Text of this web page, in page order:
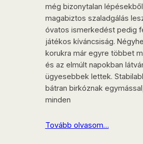
még bizonytalan lépésekből
magabiztos szaladgálás
óvatos ismerkedést pedig
játékos kíváncsiság.
korukra már egyre többet
és az elmúlt napokban
ügyesebbek lettek.
bátran birkóznak
minden
Tovább olvasom…